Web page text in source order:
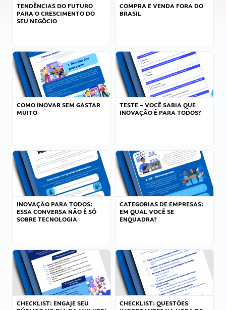
TENDÊNCIAS DO FUTURO
PARA O CRESCIMENTO DO
SEU NEGÓCIO
COMPRA E VENDA FORA DO
BRASIL
COMO INOVAR SEM GASTAR
MUITO
TESTE – VOCÊ SABIA QUE
INOVAÇÃO É PARA TODOS?
INOVAÇÃO PARA TODOS:
ESSA CONVERSA NÃO É SÓ
SOBRE TECNOLOGIA
CATEGORIAS DE EMPRESAS:
EM QUAL VOCÊ SE
ENQUADRA?
CHECKLIST: ENGAJE SEU
CHECKLIST: QUESTÕES